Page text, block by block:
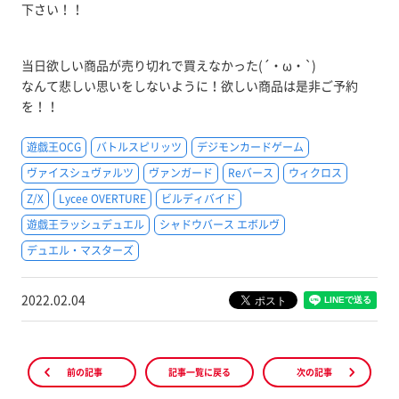
下さい！！
当日欲しい商品が売り切れで買えなかった(´・ω・`)
なんて悲しい思いをしないように！欲しい商品は是非ご予約
を！！
遊戯王OCG バトルスピリッツ
デジモンカードゲーム
ヴァイスシュヴァルツ
ヴァンガード Reバース
ウィクロス
Z/X
Lycee OVERTURE
ビルディバイド
遊戯王ラッシュデュエル
シャドウバース エボルヴ
デュエル・マスターズ
2022.02.04
前の記事 記事一覧に戻る 次の記事